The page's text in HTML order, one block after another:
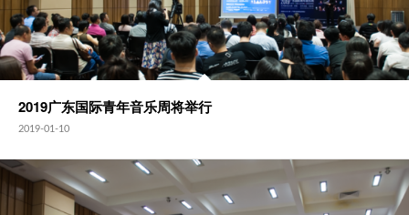
2019广东国际青年音乐周将举行
2019-01-10